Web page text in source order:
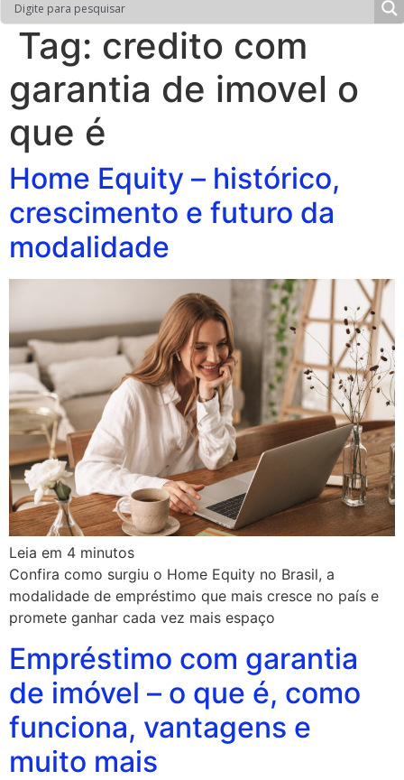
Tag: credito com
garantia de imovel o
que é
Home Equity – histórico,
crescimento e futuro da
modalidade
Leia em 4 minutos
Confira como surgiu o Home Equity no Brasil, a
modalidade de empréstimo que mais cresce no país e
promete ganhar cada vez mais espaço
Empréstimo com garantia
de imóvel – o que é, como
funciona, vantagens e
muito mais